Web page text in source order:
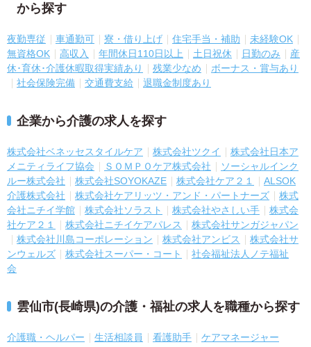
から探す
夜勤専従 車通勤可 寮・借り上げ 住宅手当・補助
未経験OK
無資格OK
高収入 年間休日110日以上 土日祝休 日勤のみ
産
休･育休･介護休暇取得実績あり
残業少なめ
ボーナス・賞与あり
社会保険完備
交通費支給 退職金制度あり
企業から介護の求人を探す
株式会社ベネッセスタイルケア 株式会社ツクイ
株式会社日本ア
メニティライフ協会
ＳＯＭＰＯケア株式会社
ソーシャルインク
ルー株式会社
株式会社SOYOKAZE 株式会社ケア２１
ALSOK
介護株式会社
株式会社ケアリッツ・アンド・パートナーズ
株式
会社ニチイ学館
株式会社ソラスト 株式会社やさしい手
株式会
社ケア２１
株式会社ニチイケアパレス
株式会社サンガジャパン
株式会社川島コーポレーション
株式会社アンビス
株式会社サ
ンウェルズ
株式会社スーパー・コート
社会福祉法人ノテ福祉
会
雲仙市(長崎県)の介護・福祉の求人を職種から探す
介護職・ヘルパー 生活相談員 看護助手 ケアマネージャー